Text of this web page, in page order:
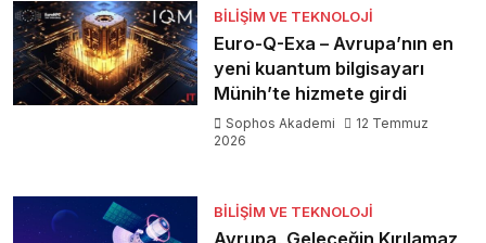
BILIŞIM VE TEKNOLOJI
Euro-Q-Exa – Avrupa’nın en
yeni kuantum bilgisayarı
Münih’te hizmete girdi
Sophos Akademi
12 Temmuz
2026
BILIŞIM VE TEKNOLOJI